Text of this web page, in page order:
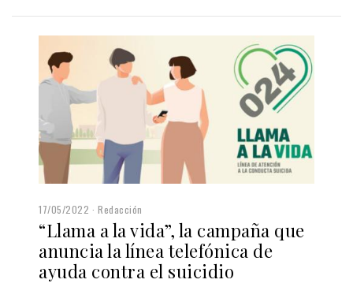
17/05/2022 Redacción
“Llama a la vida”, la campaña que
anuncia la línea telefónica de
ayuda contra el suicidio